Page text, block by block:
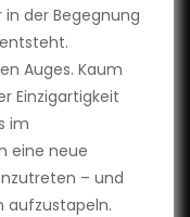
der Begegnung
Auges. Kaum
Einzigartigkeit
im
eine neue
– und
aufzustapeln.